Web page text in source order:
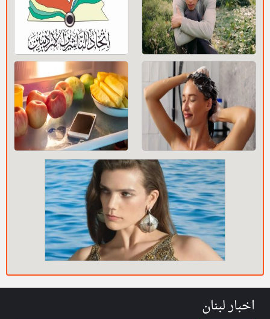
اخبار لبنان